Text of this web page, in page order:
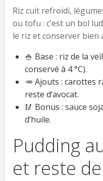
Riz cuit refroidi,
ou tofu : c’est un bol
le riz et conserver bien
🍚 Base : riz de la
conservé à 4 °C).
🥕 Ajouts : carottes
reste d’avocat.
🥢 Bonus : sauce
d’huile.
Pudding
et reste